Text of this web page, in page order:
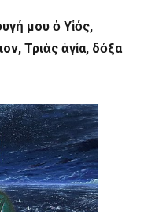
μου ὁ Υἱός,
Τριὰς ἁγία, δόξα